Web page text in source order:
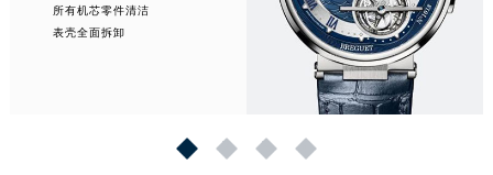
所有机芯零件清洁
表壳全面拆卸
1 2 3 4